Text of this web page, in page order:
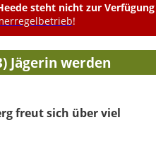
steht nicht zur Verfügung
!
Jägerin werden
freut sich über viel